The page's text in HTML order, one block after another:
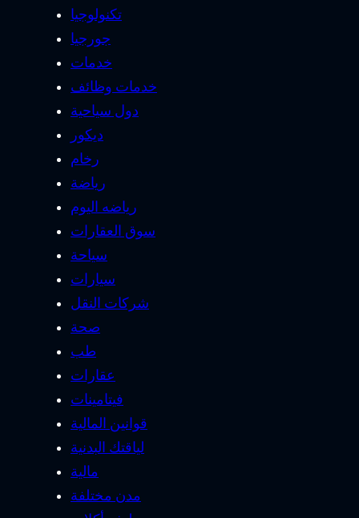
تكنولوجيا
جورجيا
خدمات
خدمات وظائف
دول سياحية
ديكور
رخام
رياضة
رياضه اليوم
سوق العقارات
سياحة
سيارات
شركات النقل
صحة
طب
عقارات
فيتامينات
قوانين المالية
لياقتك البدنية
مالية
مدن مختلفة